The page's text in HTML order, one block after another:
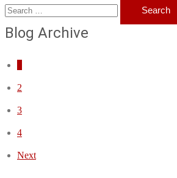
Blog Archive
2
3
4
Next